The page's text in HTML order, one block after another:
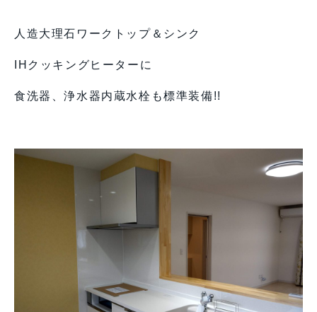
人造大理石ワークトップ＆シンク
IHクッキングヒーターに
食洗器、浄水器内蔵水栓も標準装備!!